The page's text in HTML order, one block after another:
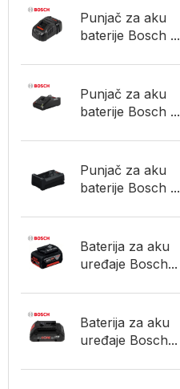
Punjač za aku
baterije Bosch ...
Punjač za aku
baterije Bosch ...
Punjač za aku
baterije Bosch ...
Baterija za aku
uređaje Bosch...
Baterija za aku
uređaje Bosch...